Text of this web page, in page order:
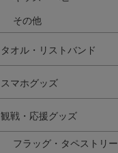
その他
タオル・リストバンド
スマホグッズ
観戦・応援グッズ
フラッグ・タペストリー